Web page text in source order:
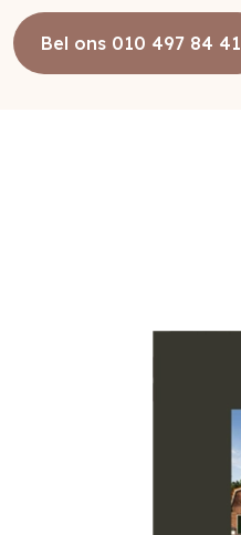
Bel ons 010 497 84 41